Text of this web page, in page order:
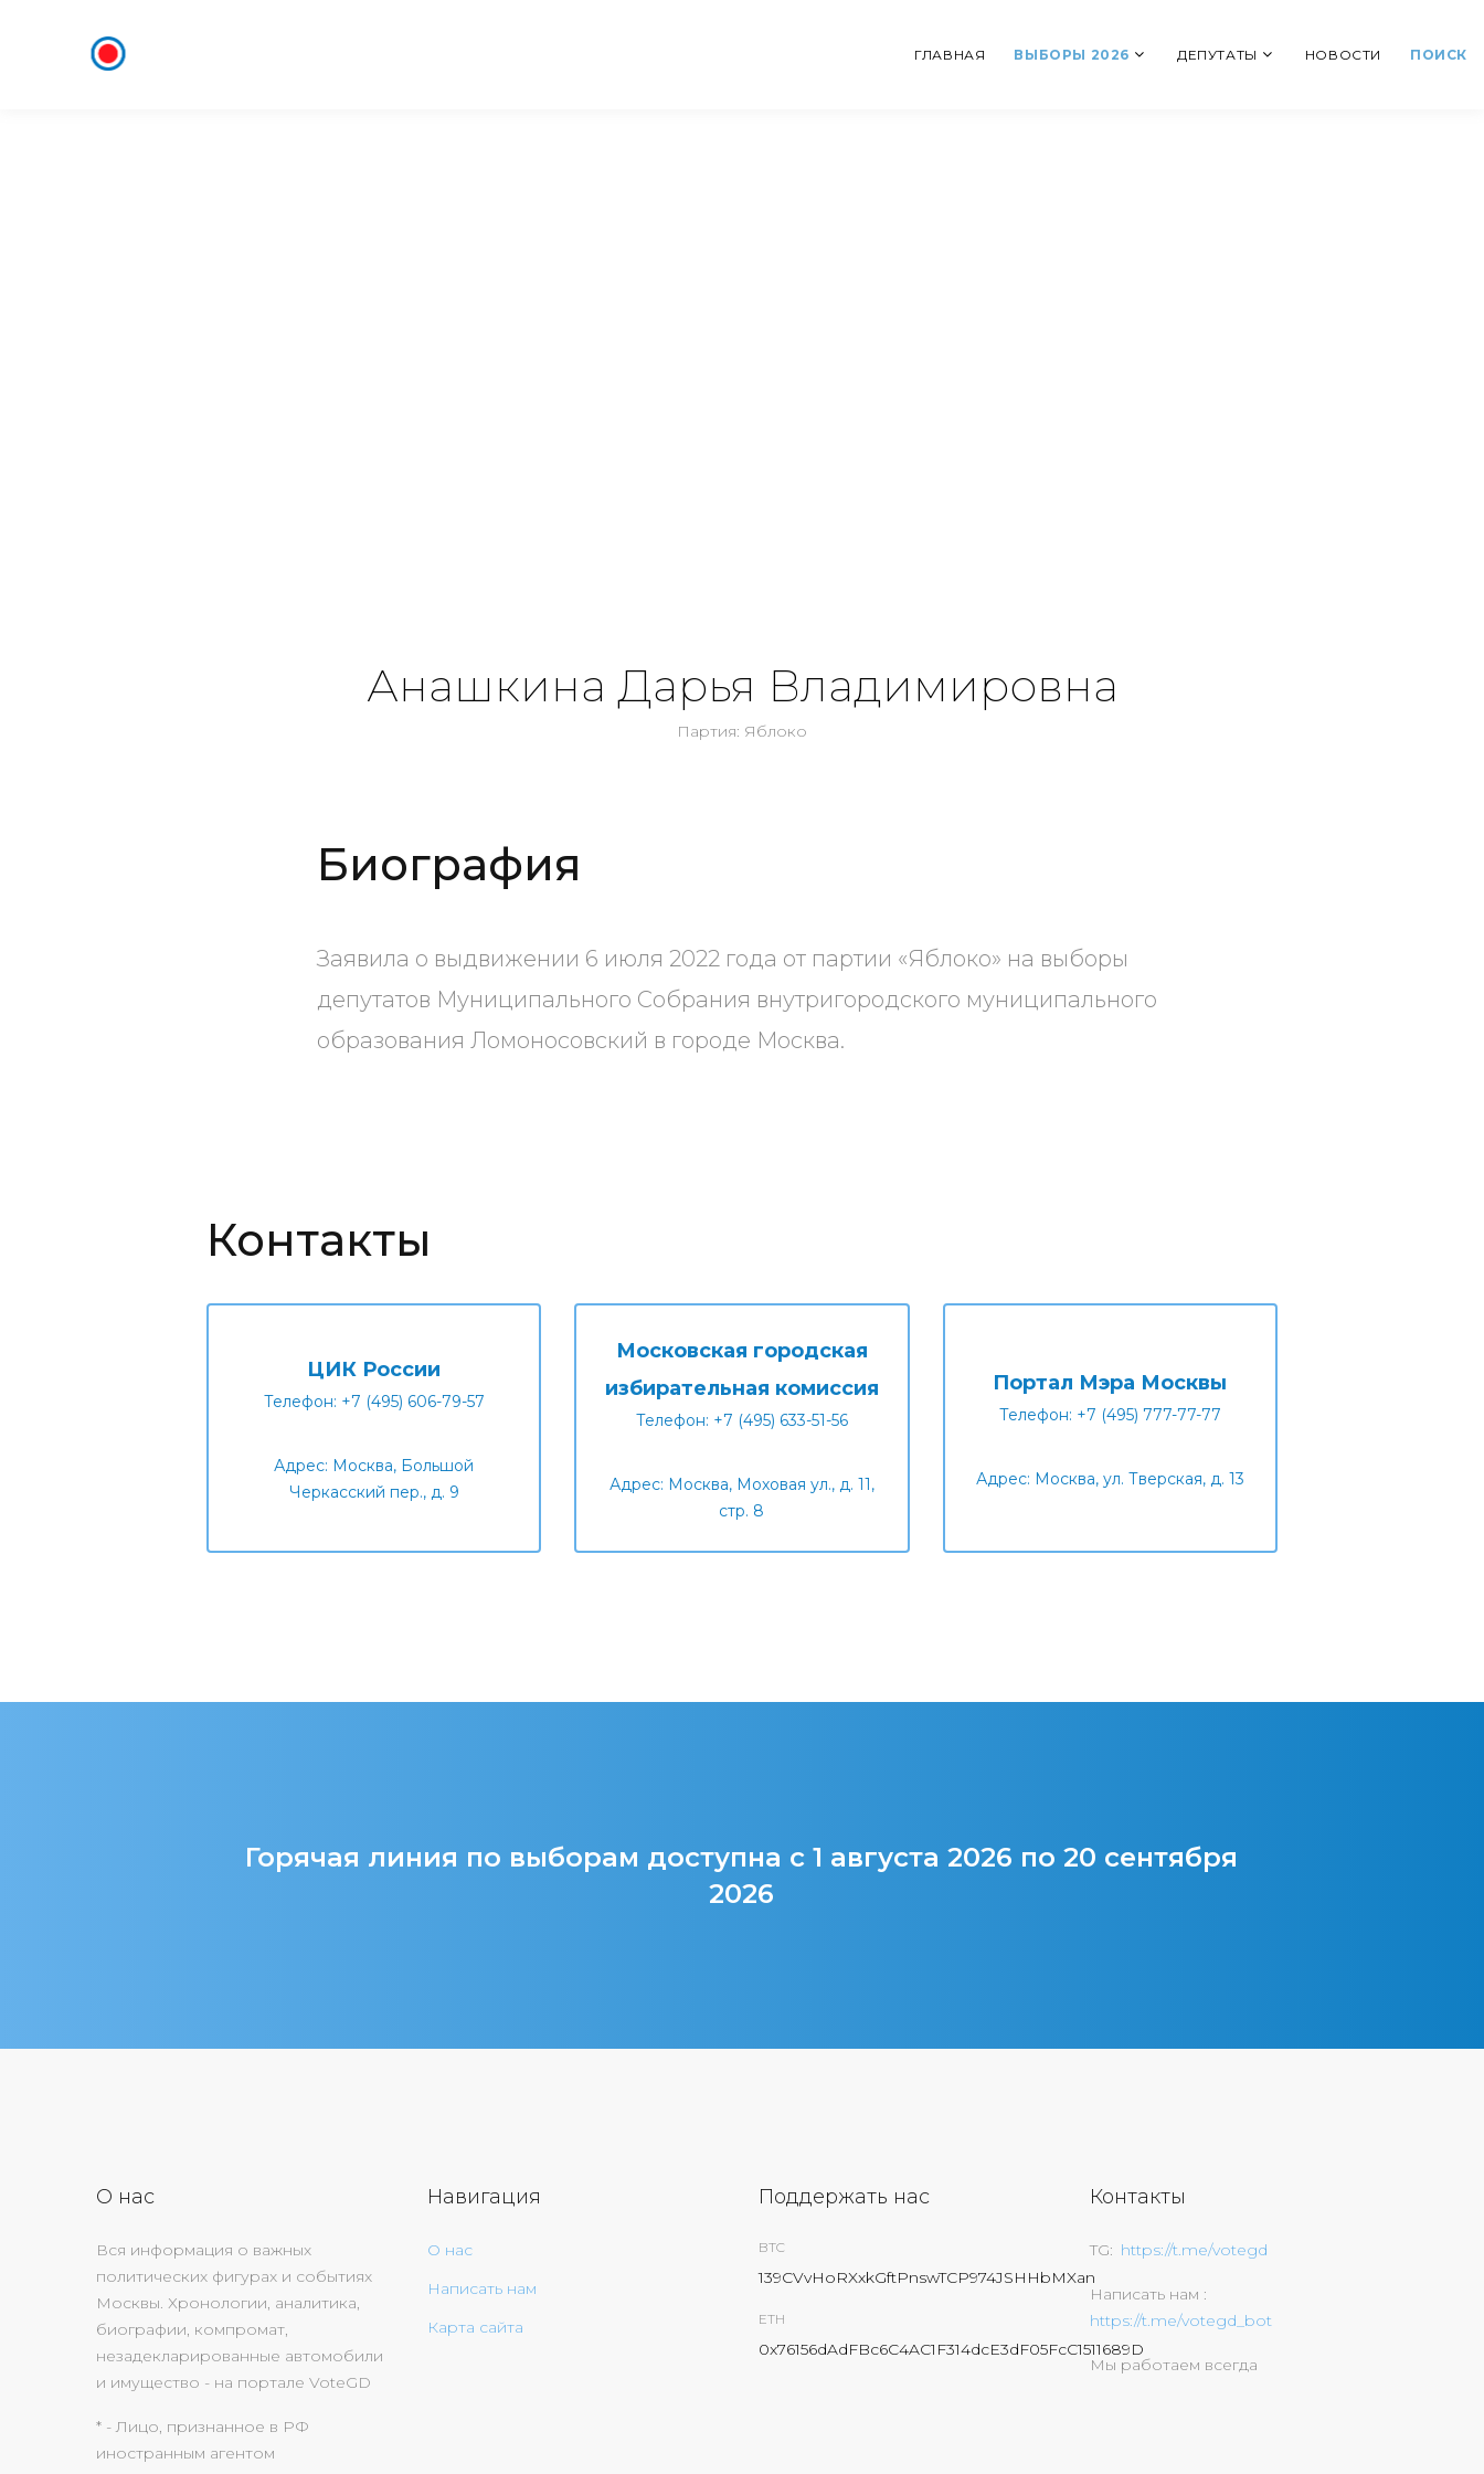
ГЛАВНАЯ ВЫБОРЫ 2026 ДЕПУТАТЫ НОВОСТИ ПОИСК
Анашкина Дарья Владимировна
Партия: Яблоко
Биография
Заявила о выдвижении 6 июля 2022 года от партии «Яблоко» на выборы
депутатов Муниципального Собрания внутригородского муниципального
образования Ломоносовский в городе Москва.
Контакты
ЦИК России
Телефон: +7 (495) 606-79-57
Адрес: Москва, Большой
Черкасский пер., д. 9
Московская городская
избирательная комиссия
Телефон: +7 (495) 633-51-56
Адрес: Москва, Моховая ул., д. 11,
стр. 8
Портал Мэра Москвы
Телефон: +7 (495) 777-77-77
Адрес: Москва, ул. Тверская, д. 13
Горячая линия по выборам доступна с 1 августа 2026 по 20 сентября
2026
О нас
Вся информация о важных
политических фигурах и событиях
Москвы. Хронологии, аналитика,
биографии, компромат,
незадекларированные автомобили
и имущество - на портале VoteGD
* - Лицо, признанное в РФ
иностранным агентом
Навигация
О нас
Написать нам
Карта сайта
Поддержать нас
BTC
139CVvHoRXxkGftPnswTCP974JSHHbMXan
ETH
0x76156dAdFBc6C4AC1F314dcE3dF05FcC1511689D
Контакты
TG https://t.me/votegd
Написать нам
https://t.me/votegd_bot
Мы работаем всегда